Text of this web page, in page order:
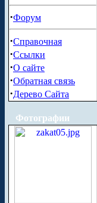
·Форум
·Справочная
·Ссылки
·О сайте
·Обратная связь
·Дерево Сайта
Фотографии